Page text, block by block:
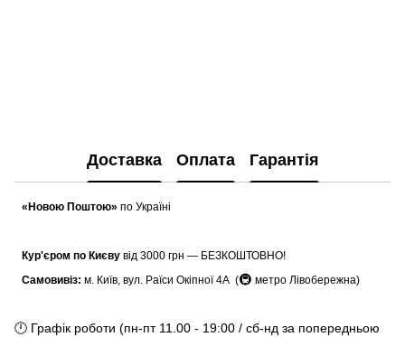
Доставка Оплата Гарантія
«Новою Поштою» по Україні
Кур'єром по Києву від 3000 грн — БЕЗКОШТОВНО!
Самовивіз: м. Київ, вул. Раїси Окіпної 4А (🚇 метро Лівобережна)
🕛 Графік роботи (пн-пт 11.00 - 19:00 / сб-нд за попередньою